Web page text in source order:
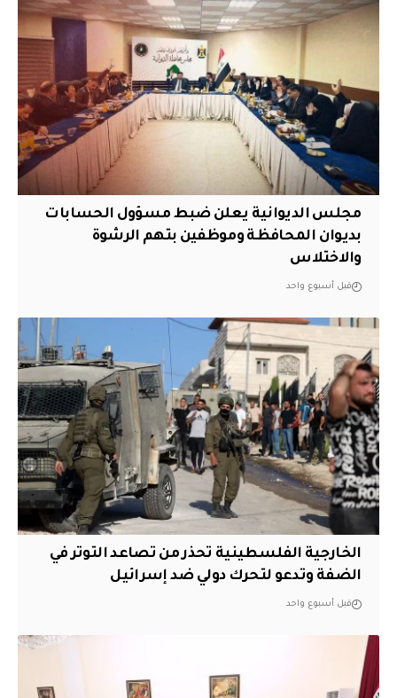
مجلس الديوانية يعلن ضبط مسؤول الحسابات
بديوان المحافظة وموظفين بتهم الرشوة
والاختلاس
قبل أسبوع واحد
الخارجية الفلسطينية تحذر من تصاعد التوتر في
الضفة وتدعو لتحرك دولي ضد إسرائيل
قبل أسبوع واحد